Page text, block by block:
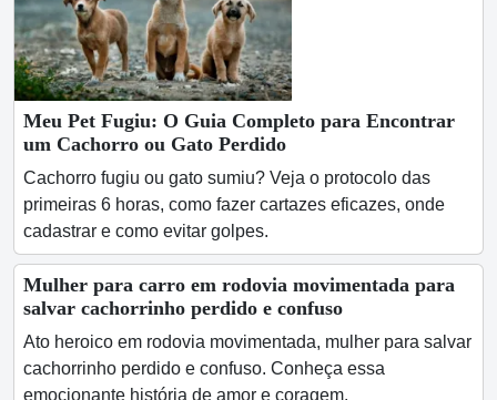
Meu Pet Fugiu: O Guia Completo para Encontrar
um Cachorro ou Gato Perdido
Cachorro fugiu ou gato sumiu? Veja o protocolo das
primeiras 6 horas, como fazer cartazes eficazes, onde
cadastrar e como evitar golpes.
Mulher para carro em rodovia movimentada para
salvar cachorrinho perdido e confuso
Ato heroico em rodovia movimentada, mulher para salvar
cachorrinho perdido e confuso. Conheça essa
emocionante história de amor e coragem.